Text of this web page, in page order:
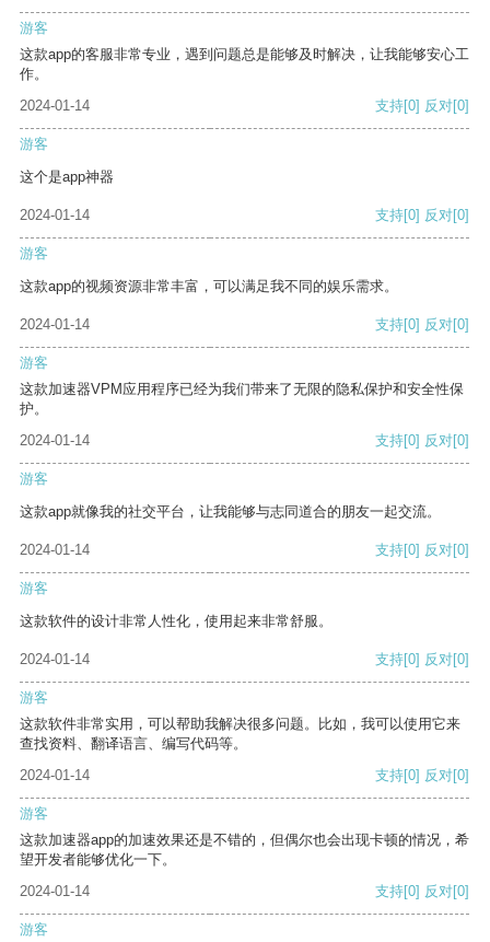
游客
这款app的客服非常专业，遇到问题总是能够及时解决，让我能够安心工
作。
2024-01-14
支持[0] 反对[0]
游客
这个是app神器
2024-01-14 支持[0] 反对[0]
游客
这款app的视频资源非常丰富，可以满足我不同的娱乐需求。
2024-01-14 支持[0] 反对[0]
游客
这款加速器VPM应用程序已经为我们带来了无限的隐私保护和安全性保
护。
2024-01-14
支持[0] 反对[0]
游客
这款app就像我的社交平台，让我能够与志同道合的朋友一起交流。
2024-01-14 支持[0] 反对[0]
游客
这款软件的设计非常人性化，使用起来非常舒服。
2024-01-14 支持[0] 反对[0]
游客
这款软件非常实用，可以帮助我解决很多问题。比如，我可以使用它来
查找资料、翻译语言、编写代码等。
2024-01-14
支持[0] 反对[0]
游客
这款加速器app的加速效果还是不错的，但偶尔也会出现卡顿的情况，希
望开发者能够优化一下。
2024-01-14
支持[0] 反对[0]
游客